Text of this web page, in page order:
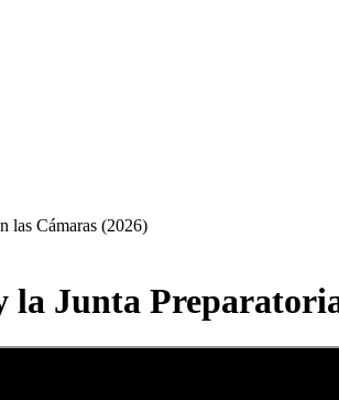
las Cámaras (2026)
la Junta